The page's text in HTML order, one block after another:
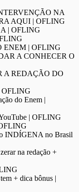
NA
AQUI | OFLING
| OFLING
ENEM | OFLING
A CONHECER O
A REDAÇÃO DO
OFLING
do Enem |
| OFLING
INDÍGENA no Brasil
na redação +
+ dica bônus |